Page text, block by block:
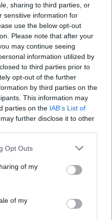
sharing to third parties, or
sensitive information for
use the below opt-out
Please note that after your
may continue seeing
information utilized by
to third parties prior to
opt-out of the further
by third parties on the
This information may
parties on the IAB’s List of
further disclose it to other
uses one or more Google
behaviour. You may click to
and its third-party tags to
purposes in below Google
Opt Outs
of my
of my
a ceglédi vasútvonalon,
képest,
szolnoki habos isler?
akkumulátoripari
hozta a június a
egyeztetett a
Szolnokon pedig egy másik
vitték el a mezőtúri
nagy változásokról döntött